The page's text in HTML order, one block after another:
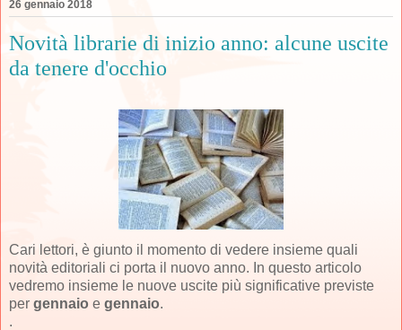
26 gennaio 2018
Novità librarie di inizio anno: alcune uscite
da tenere d'occhio
Cari lettori, è giunto il momento di vedere insieme quali
novità editoriali ci porta il nuovo anno. In questo articolo
vedremo insieme le nuove uscite più significative previste
per gennaio e gennaio.
.